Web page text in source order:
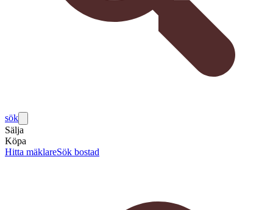
sök
Sälja
Köpa
Hitta mäklareSök bostad